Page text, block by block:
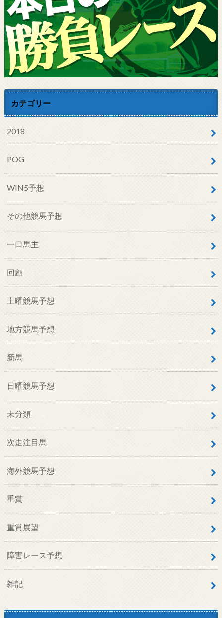
カテゴリー
2018
POG
WIN5予想
その他競馬予想
一口馬主
回顧
土曜競馬予想
地方競馬予想
新馬
日曜競馬予想
未分類
次走注目馬
海外競馬予想
重賞
重賞展望
障害レース予想
雑記